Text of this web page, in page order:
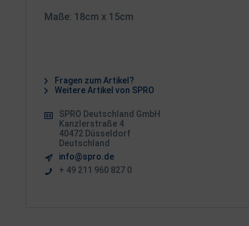
Maße: 18cm x 15cm
Fragen zum Artikel?
Weitere Artikel von SPRO
SPRO Deutschland GmbH
Kanzlerstraße 4
40472 Düsseldorf
Deutschland
info@spro.de
+ 49 211 960 827 0